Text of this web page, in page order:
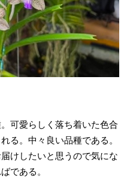
可愛らしく落ち着いた色合
る。中々良い品種である。
けしたいと思うので気にな
である。